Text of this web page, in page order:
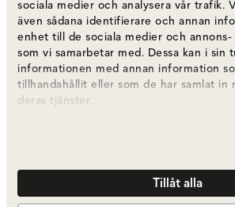
sociala medier och analysera vår trafik.
även sådana identifierare och annan
enhet till de sociala medier och
som vi samarbetar med. Dessa kan i sin
informationen med annan information
tillhandahållit eller som de har samlat in
deras tjänster.
Tillåt alla
Helklädd
Trärygg